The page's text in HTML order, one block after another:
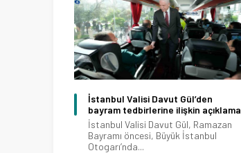
İstanbul Valisi Davut Gül’den
bayram tedbirlerine ilişkin açıklama
İstanbul Valisi Davut Gül, Ramazan
Bayramı öncesi, Büyük İstanbul
Otogarı’nda...